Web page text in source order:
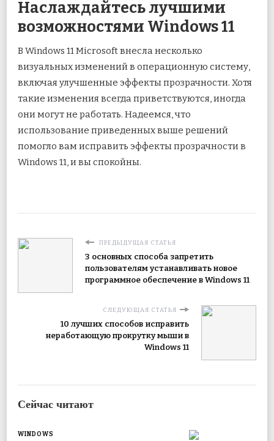
Наслаждайтесь лучшими
возможностями Windows 11
В Windows 11 Microsoft внесла несколько
визуальных изменений в операционную систему,
включая улучшенные эффекты прозрачности. Хотя
такие изменения всегда приветствуются, иногда
они могут не работать. Надеемся, что
использование приведенных выше решений
помогло вам исправить эффекты прозрачности в
Windows 11, и вы спокойны.
ПРЕДЫДУЩАЯ СТАТЬЯ
3 основных способа запретить
пользователям устанавливать новое
программное обеспечение в Windows 11
СЛЕДУЮЩАЯ СТАТЬЯ
10 лучших способов исправить
неработающую прокрутку мыши в
Windows 11
Сейчас читают
WINDOWS